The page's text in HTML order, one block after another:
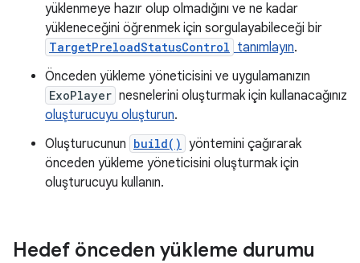
yüklenmeye hazır olup olmadığını ve ne kadar
yükleneceğini öğrenmek için sorgulayabileceği bir
TargetPreloadStatusControl tanımlayın.
Önceden yükleme yöneticisini ve uygulamanızın
ExoPlayer nesnelerini oluşturmak için kullanacağınız
oluşturucuyu oluşturun.
Oluşturucunun build() yöntemini çağırarak
önceden yükleme yöneticisini oluşturmak için
oluşturucuyu kullanın.
Hedef önceden yükleme durumu